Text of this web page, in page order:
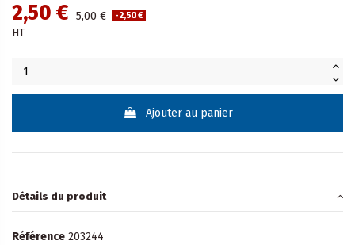
2,50 € 5,00 € -2,50 €
HT
Ajouter au panier
Détails du produit
Référence 203244